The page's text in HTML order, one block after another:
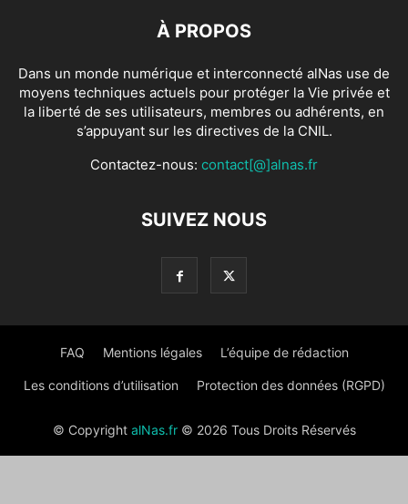
À PROPOS
Dans un monde numérique et interconnecté alNas use de
moyens techniques actuels pour protéger la Vie privée et
la liberté de ses utilisateurs, membres ou adhérents, en
s’appuyant sur les directives de la CNIL.
Contactez-nous: contact[@]alnas.fr
SUIVEZ NOUS
FAQ Mentions légales L’équipe de rédaction
Les conditions d’utilisation Protection des données (RGPD)
© Copyright alNas.fr© 2026 Tous Droits Réservés